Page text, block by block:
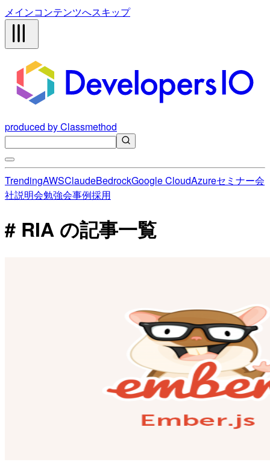
メインコンテンツへスキップ
produced by Classmethod
TrendingAWSClaudeBedrockGoogle CloudAzureセミナー会
社説明会勉強会事例採用
# RIA の記事一覧